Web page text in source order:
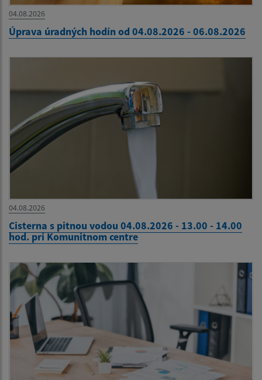
04.08.2026
Úprava úradných hodín od 04.08.2026 - 06.08.2026
04.08.2026
Cisterna s pitnou vodou 04.08.2026 - 13.00 - 14.00
hod. pri Komunitnom centre